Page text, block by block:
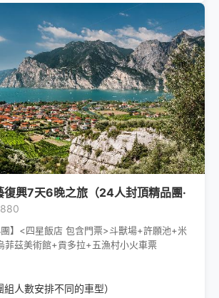
復興7天6晚之旅（24人封頂精品團·
團】<四星飯店 包含門票>斗獸場+許願池+米
菲茲美術館+貢多拉+五漁村小火車票
人數安排不同的車型）